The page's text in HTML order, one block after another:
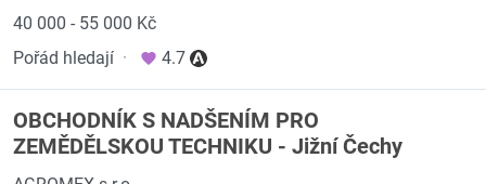
40 000 - 55 000 Kč
Pořád hledají · 4.7
OBCHODNÍK S NADŠENÍM PRO
ZEMĚDĚLSKOU TECHNIKU - Jižní Čechy